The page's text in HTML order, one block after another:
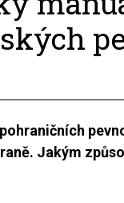
Jakým